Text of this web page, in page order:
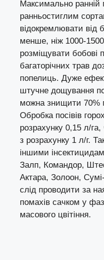
Максимально ранній
ранньостиглим
відокремлювати від
менше, ніж 1000-
розміщувати бобові
багаторічних трав
попелиць. Дуже
штучне дощування
можна знищити 70%
Обробка посівів
розрахунку 0,15 л/
з розрахунку 1 л/г.
іншими
Залп, Командор,
Актара, Золоон,
слід проводити за
помахів сачком у
масового цвітіння.